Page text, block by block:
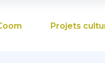
Projets